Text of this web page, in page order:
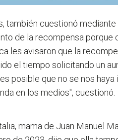
también cuestionó
de la recompensa porque
les avisaron que la
el tiempo solicitando un
posible que no se nos haya
en los medios", cuestionó.
mama de Juan Manuel